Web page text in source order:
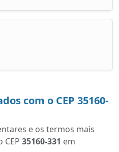
com o CEP 35160-
e os termos mais
CEP 35160-331 em